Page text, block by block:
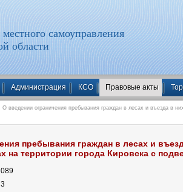
самоуправления
области
Администрация КСО Правовые акты
введении ограничения пребывания граждан в лесах и въезда в
пребывания граждан в лесах и
на территории города Кировска с